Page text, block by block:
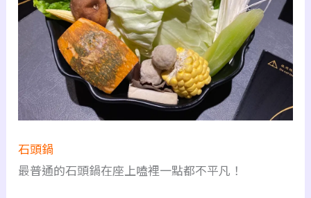
石頭鍋
最普通的石頭鍋在座上嗑裡一點都不平凡！